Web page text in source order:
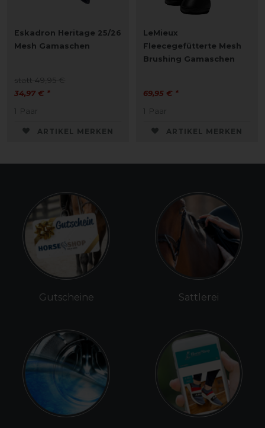
Eskadron Heritage 25/26
Mesh Gamaschen
statt 49,95 €
34,97 € *
1 Paar
ARTIKEL MERKEN
LeMieux
Fleecegefütterte Mesh
Brushing Gamaschen
69,95 € *
1 Paar
ARTIKEL MERKEN
Gutscheine Sattlerei